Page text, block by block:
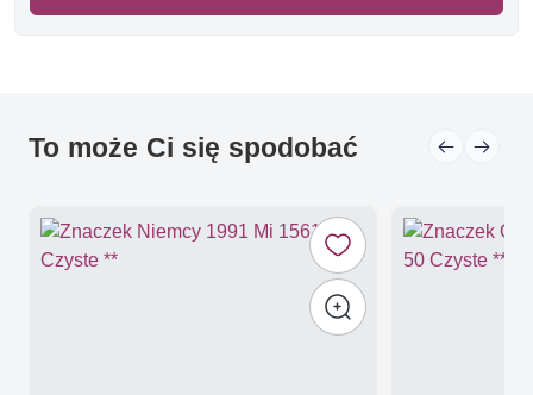
To może Ci się spodobać